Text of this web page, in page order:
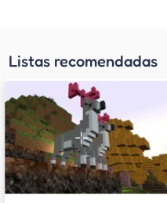
Listas recomendadas